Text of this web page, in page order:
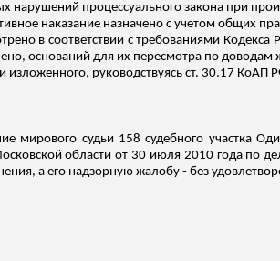
нарушений процессуального закона при
наказание назначено с учетом общих
в соответствии с требованиями
оснований для их пересмотра по
изложенного, руководствуясь ст. 30.17 КоАП
мирового судьи 158 судебного участка
области от 30 июля 2010 года
а его надзорную жалобу - без